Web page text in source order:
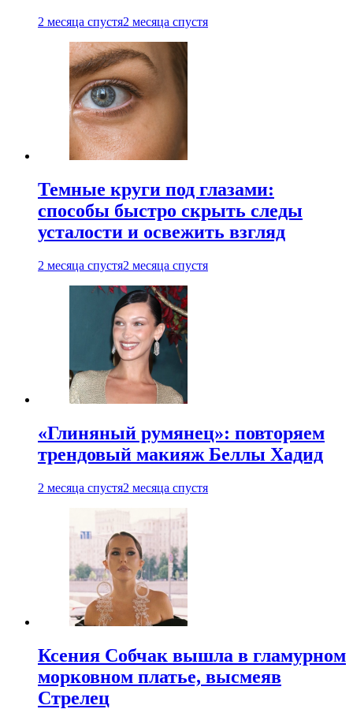
2 месяца спустя2 месяца спустя
Темные круги под глазами:
способы быстро скрыть следы
усталости и освежить взгляд
2 месяца спустя2 месяца спустя
«Глиняный румянец»: повторяем
трендовый макияж Беллы Хадид
2 месяца спустя2 месяца спустя
Ксения Собчак вышла в гламурном
морковном платье, высмеяв
Стрелец